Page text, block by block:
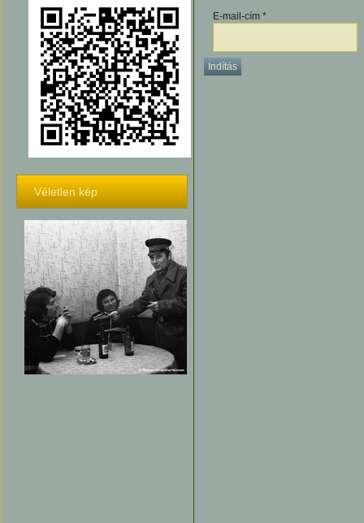
Véletlen kép
E-mail-cím *
Indítás